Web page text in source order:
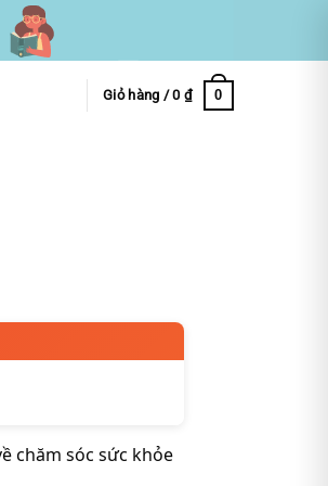
Giỏ hàng /0 ₫ 0
chăm sóc sức khỏe